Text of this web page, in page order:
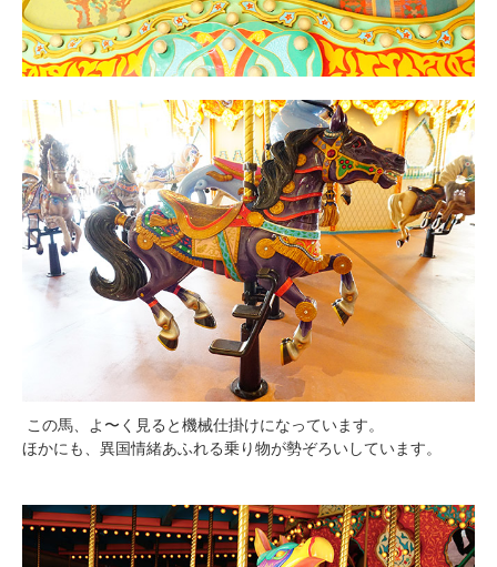
この馬、よ〜く見ると機械仕掛けになっています。
ほかにも、異国情緒あふれる乗り物が勢ぞろいしています。